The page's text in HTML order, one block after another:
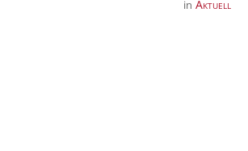
in Aktuell